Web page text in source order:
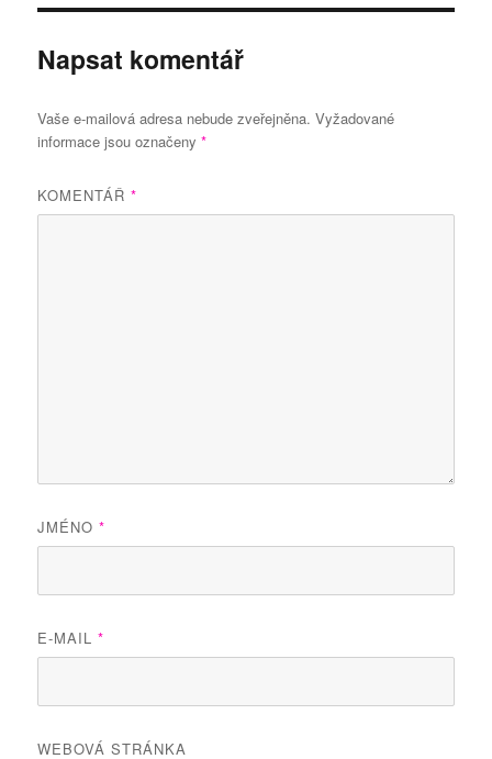
Napsat komentář
Vaše e-mailová adresa nebude zveřejněna. Vyžadované
informace jsou označeny*
KOMENTÁŘ*
JMÉNO*
E-MAIL*
WEBOVÁ STRÁNKA